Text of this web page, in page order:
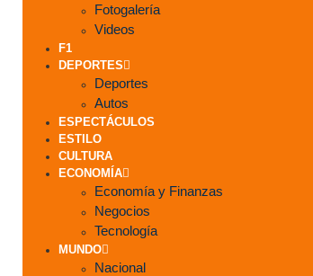
Fotogalería
Videos
F1
DEPORTES
Deportes
Autos
ESPECTÁCULOS
ESTILO
CULTURA
ECONOMÍA
Economía y Finanzas
Negocios
Tecnología
MUNDO
Nacional